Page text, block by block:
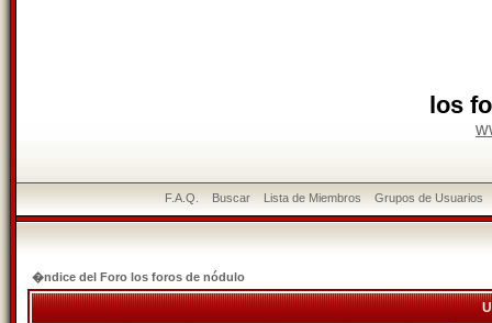
los
F.A.Q. Buscar Lista de Miembros Grupos de Usuarios
�ndice del Foro los foros de nódulo